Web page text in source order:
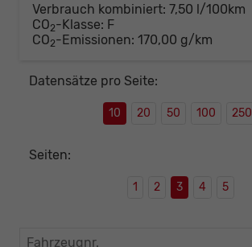
Verbrauch kombiniert: 7,50 l/100km
CO2-Klasse: F
CO2-Emissionen: 170,00 g/km
Datensätze pro Seite:
10 20 50 100 250
Seiten:
1 2 3 4 5
Fahrzeugnr.